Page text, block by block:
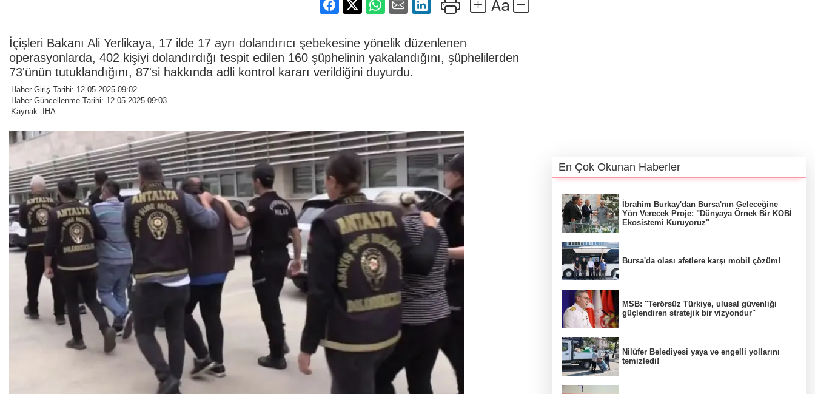
İçişleri Bakanı Ali Yerlikaya, 17 ilde 17 ayrı dolandırıcı şebekesine yönelik düzenlenen
operasyonlarda, 402 kişiyi dolandırdığı tespit edilen 160 şüphelinin yakalandığını, şüphelilerden
73'ünün tutuklandığını, 87'si hakkında adli kontrol kararı verildiğini duyurdu.
Haber Giriş Tarihi: 12.05.2025 09:02
Haber Güncellenme Tarihi: 12.05.2025 09:03
Kaynak: İHA
En Çok Okunan Haberler
İbrahim Burkay'dan Bursa'nın Geleceğine
Yön Verecek Proje: "Dünyaya Örnek Bir KOBİ
Ekosistemi Kuruyoruz"
Bursa'da olası afetlere karşı mobil çözüm!
MSB: "Terörsüz Türkiye, ulusal güvenliği
güçlendiren stratejik bir vizyondur"
Nilüfer Belediyesi yaya ve engelli yollarını
temizledi!